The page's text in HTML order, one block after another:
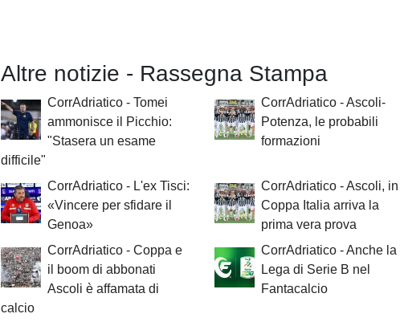
Altre notizie - Rassegna Stampa
CorrAdriatico - Tomei
ammonisce il Picchio:
"Stasera un esame
difficile"
CorrAdriatico - Ascoli-
Potenza, le probabili
formazioni
CorrAdriatico - L'ex Tisci:
«Vincere per sfidare il
Genoa»
CorrAdriatico - Ascoli, in
Coppa Italia arriva la
prima vera prova
CorrAdriatico - Coppa e
il boom di abbonati
Ascoli è affamata di
calcio
CorrAdriatico - Anche la
Lega di Serie B nel
Fantacalcio